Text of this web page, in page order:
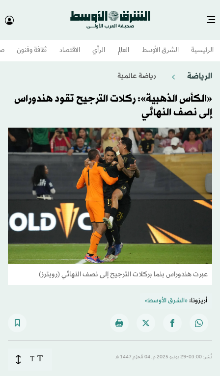
الرئيسية الشرق الأوسط​ العالم الرأي الاقتصاد ثقافة وفنون
الرياضة رياضة عالمية
«الكأس الذهبية»: ركلات الترجيح تقود هندوراس
إلى نصف النهائي
عبرت هندوراس بنما بركلات الترجيح إلى نصف النهائي (رويترز)
أريزونا:«الشرق الأوسط»
نُشر: 03:00-29 يونيو 2025 م ـ 04 مُحرَّم 1447 هـ T
T